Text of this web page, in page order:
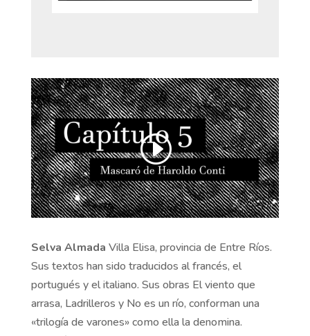
Selva Almada Villa Elisa, provincia de Entre Ríos.
Sus textos han sido traducidos al francés, el
portugués y el italiano. Sus obras El viento que
arrasa, Ladrilleros y No es un río, conforman una
«trilogía de varones» como ella la denomina.